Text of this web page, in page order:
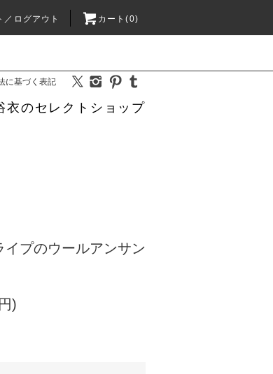
／ログアウト カート(0)
に基づく表記
衣のセレクトショップ
プのウールアンサン
)